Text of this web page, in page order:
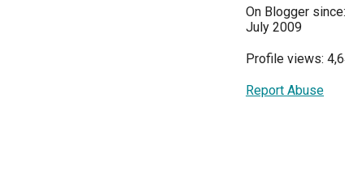
On Blogger since:
July 2009
Profile views:
Report Abuse